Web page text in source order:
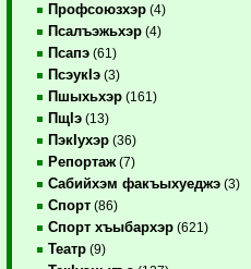
Профсоюзхэр (4)
Псалъэжьхэр (4)
Псапэ (61)
ПсэукIэ (3)
Пшыхьхэр (161)
ПщIэ (13)
ПэкIухэр (36)
Репортаж (7)
Сабийхэм факъыхуеджэ (3)
Спорт (86)
Спорт хъыбархэр (621)
Театр (9)